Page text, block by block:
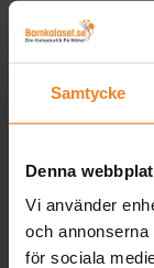
Samtycke
Denna
Vi använder
och
för sociala